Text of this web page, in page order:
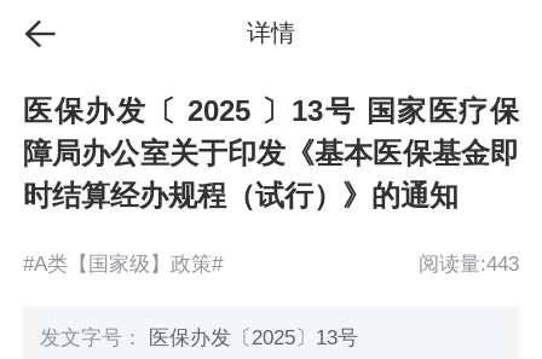
详情
医保办发〔 2025 〕13号 国家医疗保
障局办公室关于印发《基本医保基金即
时结算经办规程（试行）》的通知
#A类【国家级】政策# 阅读量:443
发文字号： 医保办发〔2025〕13号